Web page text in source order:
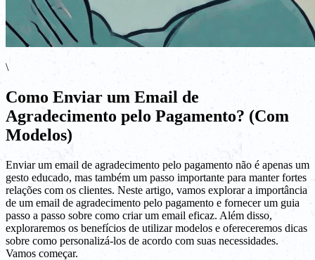
\
Como Enviar um Email de
Agradecimento pelo Pagamento? (Com
Modelos)
Enviar um email de agradecimento pelo pagamento não é apenas um
gesto educado, mas também um passo importante para manter fortes
relações com os clientes. Neste artigo, vamos explorar a importância
de um email de agradecimento pelo pagamento e fornecer um guia
passo a passo sobre como criar um email eficaz. Além disso,
exploraremos os benefícios de utilizar modelos e ofereceremos dicas
sobre como personalizá-los de acordo com suas necessidades.
Vamos começar.